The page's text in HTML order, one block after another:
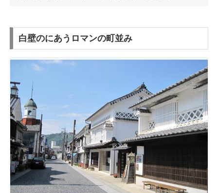
白壁のにあうロマンの町並み